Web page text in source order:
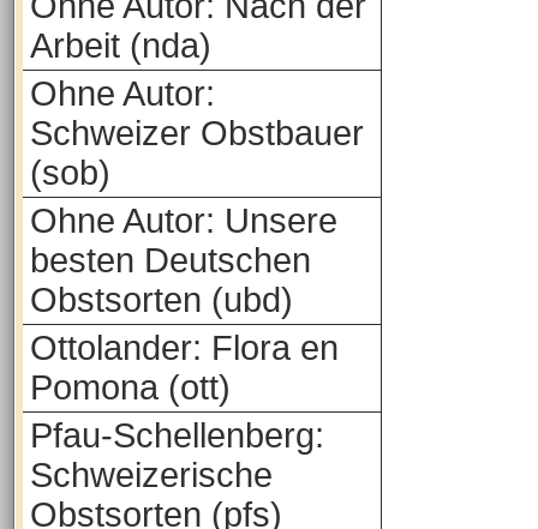
Arbeit (nda)
Ohne Autor:
Schweizer Obstbauer
(sob)
Ohne Autor: Unsere
besten Deutschen
Obstsorten (ubd)
Ottolander: Flora en
Pomona (ott)
Pfau-Schellenberg:
Schweizerische
Obstsorten (pfs)